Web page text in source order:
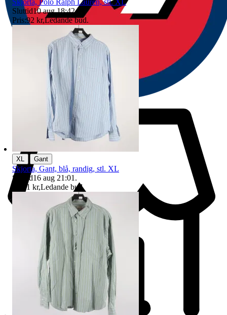
Skjorta, Polo Ralph Lauren, stl. XL
Sluttid10 aug 18:42.
Pris:92 kr,Ledande bud.
XL Gant
Skjorta, Gant, blå, randig, stl. XL
Sluttid16 aug 21:01 .
1 kr,Ledande bud.